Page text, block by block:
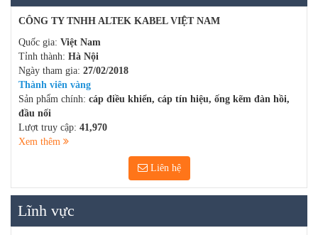
CÔNG TY TNHH ALTEK KABEL VIỆT NAM
Quốc gia: Việt Nam
Tỉnh thành: Hà Nội
Ngày tham gia: 27/02/2018
Thành viên vàng
Sản phẩm chính: cáp điều khiển, cáp tín hiệu, ống kẽm đàn hồi,
đầu nối
Lượt truy cập: 41,970
Xem thêm
Liên hệ
Lĩnh vực